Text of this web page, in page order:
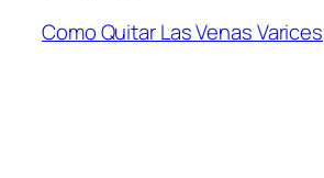
Como Quitar Las Venas Varices